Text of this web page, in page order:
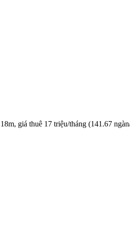
giá thuê 17 triệu/tháng (141.67